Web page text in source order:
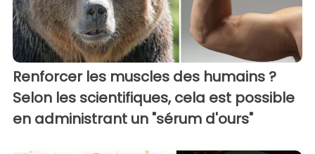
Renforcer les muscles des humains ?
Selon les scientifiques, cela est possible
en administrant un "sérum d'ours"